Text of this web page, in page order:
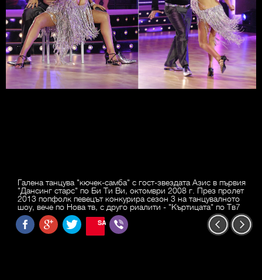
Галена танцува "кючек-самба" с гост-звездата Азис в първия
"Дансинг старс" по Би Ти Ви, октомври 2008 г. През пролет
2013 попфолк певецът конкурира сезон 3 на танцувалното
шоу, вече по Нова тв, с друго риалити - "Къртицата" по Тв7
SAVE